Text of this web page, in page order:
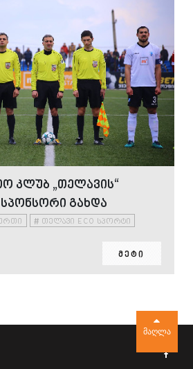
ᲙᲚᲣᲑ „ᲗᲔᲚᲐᲕᲘᲡ“
ᲒᲐᲮᲓᲐ
# ᲗᲔᲚᲐᲕᲘ ECO ᲡᲞᲝᲠᲢᲘ
ᲛᲔᲢᲘ
ᲛᲐᲦᲚᲐ